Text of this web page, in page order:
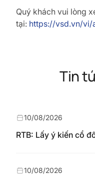
Quý khách vui lòng
tại: https://vsd.vn/vi/
Tin
RTB: Lấy ý kiến cổ
10/08/2026
10/08/2026